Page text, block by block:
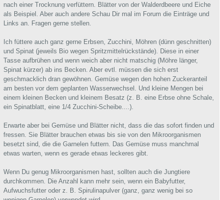
nach einer Trocknung verfüttern. Blätter von der Walderdbeere und Eiche
als Beispiel. Aber auch andere Schau Dir mal im Forum die Einträge und
Links an. Fragen gerne stellen.
Ich füttere auch ganz gerne Erbsen, Zucchini, Möhren (dünn geschnitten)
und Spinat (jeweils Bio wegen Spritzmittelrückstände). Diese in einer
Tasse aufbrühen und wenn weich aber nicht matschig (Möhre länger,
Spinat kürzer) ab ins Becken. Aber evtl. müssen die sich erst
geschmacklich dran gewöhnen. Gemüse wegen den hohen Zuckeranteil
am besten vor dem geplanten Wasserwechsel. Und kleine Mengen bei
einem kleinen Becken und kleinem Besatz (z. B. eine Erbse ohne Schale,
ein Spinatblatt, eine 1/4 Zucchini-Scheibe....).
Erwarte aber bei Gemüse und Blätter nicht, dass die das sofort finden und
fressen. Sie Blätter brauchen etwas bis sie von den Mikroorganismen
besetzt sind, die die Garnelen futtern. Das Gemüse muss manchmal
etwas warten, wenn es gerade etwas leckeres gibt.
Wenn Du genug Mikroorganismen hast, sollten auch die Jungtiere
durchkommen. Die Anzahl kann mehr sein, wenn ein Babyfutter,
Aufwuchsfutter oder z. B. Spirulinapulver (ganz, ganz wenig bei so